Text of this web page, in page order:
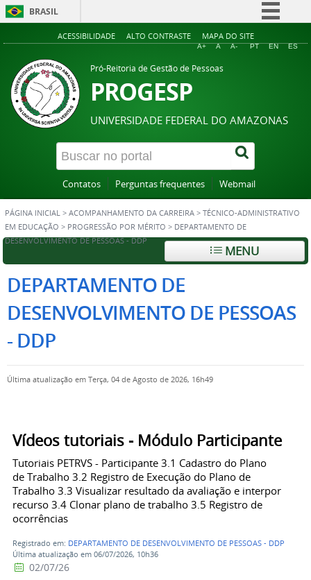
BRASIL
Simplifique!
Acesso à informação
Legislação
Canais
ACESSIBILIDADE ALTO CONTRASTE MAPA DO SITE
A+ A A- PT EN ES
Pró-Reitoria de Gestão de Pessoas
PROGESP
UNIVERSIDADE FEDERAL DO AMAZONAS
Contatos Perguntas frequentes Webmail
PÁGINA INICIAL > ACOMPANHAMENTO DA CARREIRA > TÉCNICO-ADMINISTRATIVO
EM EDUCAÇÃO > PROGRESSÃO POR MÉRITO > DEPARTAMENTO DE
DESENVOLVIMENTO DE PESSOAS - DDP
MENU
DEPARTAMENTO DE
DESENVOLVIMENTO DE PESSOAS
- DDP
Última atualização em Terça, 04 de Agosto de 2026, 16h49
Vídeos tutoriais - Módulo Participante
Tutoriais PETRVS - Participante 3.1 Cadastro do Plano
de Trabalho 3.2 Registro de Execução do Plano de
Trabalho 3.3 Visualizar resultado da avaliação e interpor
recurso 3.4 Clonar plano de trabalho 3.5 Registro de
ocorrências
Registrado em: DEPARTAMENTO DE DESENVOLVIMENTO DE PESSOAS - DDP
Última atualização em 06/07/2026, 10h36
02/07/26